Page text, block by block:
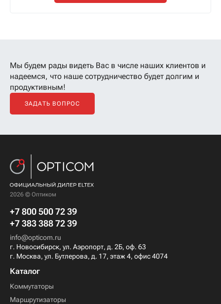
Мы будем рады видеть Вас в числе наших клиентов и
надеемся, что наше сотрудничество будет долгим и
продуктивным!
ЗАДАТЬ ВОПРОС
2026 © Оптиком
+7 800 500 72 39
+7 383 388 72 39
info@opticom.ru
г. Новосибирск, ул. Аэропорт, д. 2Б, оф. 63
г. Москва, ул. Бутлерова, д. 17, этаж 4, офис 4074
Каталог
Коммутаторы
Маршрутизаторы